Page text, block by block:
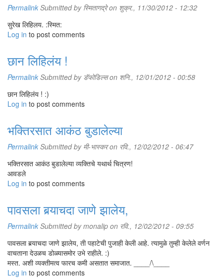
Permalink Submitted by स्मितागद्रेon शुक्र., 11/30/2012 - 12:32
सुरेख लिहिलय. :स्मित:
Log in to post comments
छान लिहिलंय !
Permalink Submitted by डॅफोडिल्सon शनि., 12/01/2012 - 00:58
छान लिहिलंय ! :)
Log in to post comments
भक्तिरसात आकंठ बुडालेल्या
Permalink Submitted by मी-भास्करon रवि., 12/02/2012 - 06:47
भक्तिरसात आकंठ बुडालेल्या व्यक्तिचे यथार्थ चित्रण!
आवडले
Log in to post comments
पावसला बर्‍याचदा जाणे झालेय,
Permalink Submitted bymonalip on रवि., 12/02/2012 - 09:55
पावसला बर्‍याचदा जाणे झालेय, ती पहाटेची पुजाही केली आहे. त्यामुळे तुम्ही केलेले वर्णन
वाचताना देउळच डोळ्यासमोर उभे राहीले. :)
मस्त. अशी व्यक्तीमत्व फारच कमी असतात समाजात. ____/\____
Log in to post comments